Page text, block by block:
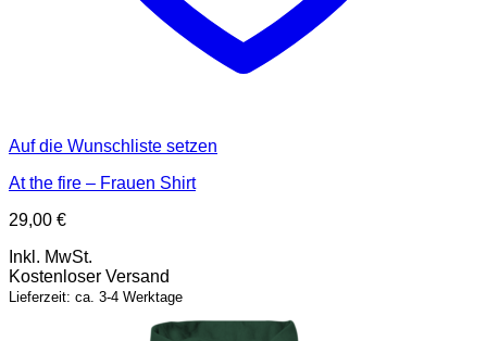
Auf die Wunschliste setzen
At the fire – Frauen Shirt
29,00 €
Inkl. MwSt.
Kostenloser Versand
Lieferzeit: ca. 3-4 Werktage